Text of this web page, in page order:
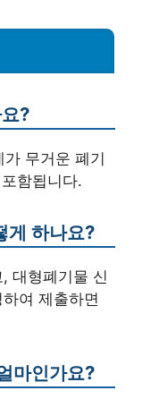
?
무거운 폐기
함됩니다.
게 하나요?
대형폐기물 신
여 제출하면
마인가요?